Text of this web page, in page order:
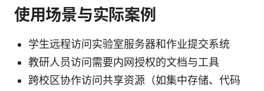
使用场景与实际案例
学生远程访问实验室服务器和作业提交系统
教研人员访问需要内网授权的文档与工具
跨校区协作访问共享资源（如集中存储、代码